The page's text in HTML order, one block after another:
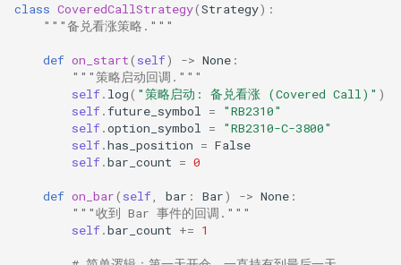
class CoveredCallStrategy(Strategy):
"""备兑看涨策略."""
def on_start( self) -> None :
"""策略启动回调."""
self. log( "策略启动: 备兑看涨 (Covered Call)" )
self.future_symbol =
"RB2310"
self.option_symbol =
"RB2310-C-3800"
self.has_position = False
self.bar_count = 0
def on_bar( self, bar : Bar) -> None :
"""收到 Bar 事件的回调."""
self.bar_count += 1